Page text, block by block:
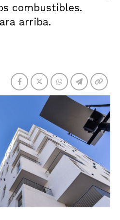
combustibles.
arriba.